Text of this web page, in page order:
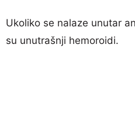
Ukoliko se nalaze unutar
su unutrašnji hemoroidi.